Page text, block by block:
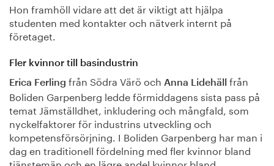
Hon framhöll vidare att det är viktigt att hjälpa
studenten med kontakter och nätverk internt på
företaget.
Fler kvinnor till basindustrin
Erica Ferling från Södra Värö och Anna Lidehäll
från
Boliden Garpenberg ledde förmiddagens sista pass på
temat Jämställdhet, inkludering och mångfald, som
nyckelfaktorer för industrins utveckling och
kompetensförsörjning. I Boliden Garpenberg har man i
dag en traditionell fördelning med fler kvinnor bland